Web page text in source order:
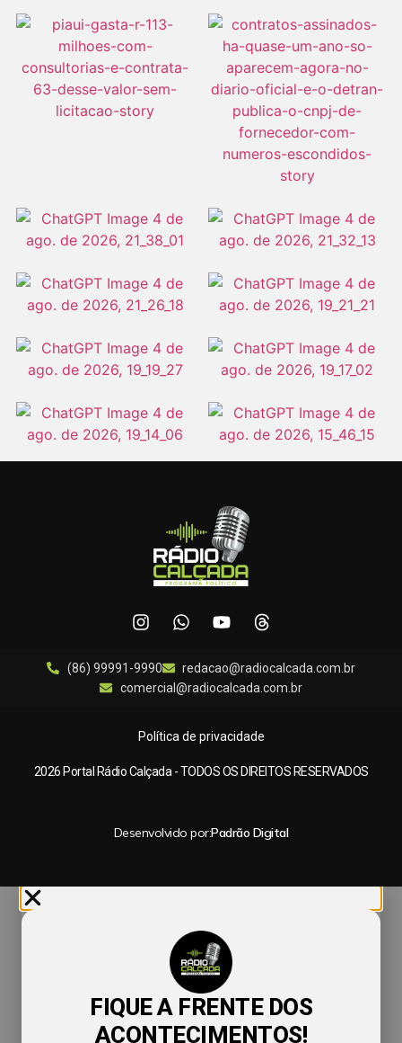
(86) 99991-9990
redacao@radiocalcada.com.br
comercial@radiocalcada.com.br
Política de privacidade
2026 Portal Rádio Calçada - TODOS OS DIREITOS RESERVADOS
Desenvolvido por:Padrão Digital
FIQUE A FRENTE DOS
ACONTECIMENTOS!